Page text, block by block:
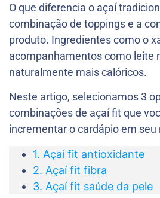
O que diferencia o açaí
combinação de toppings e a
produto. Ingredientes como o
acompanhamentos como leite
naturalmente mais calóricos.
Neste artigo, selecionamos 3
combinações de açaí fit que
incrementar o cardápio em seu
1. Açaí fit antioxidante
2. Açaí fit fibra
3. Açaí fit saúde da pele